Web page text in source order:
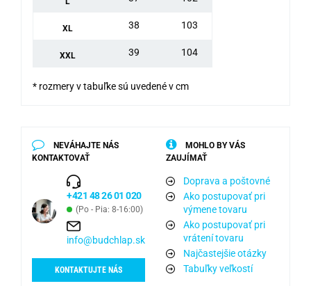
XL 38 103
XXL 39 104
* rozmery v tabuľke sú uvedené v cm
NEVÁHAJTE NÁS
KONTAKTOVAŤ
+421 48 26 01 020
(Po - Pia: 8-16:00)
info@budchlap.sk
KONTAKTUJTE NÁS
MOHLO BY VÁS
ZAUJÍMAŤ
Doprava a poštovné
Ako postupovať pri
výmene tovaru
Ako postupovať pri
vrátení tovaru
Najčastejšie otázky
Tabuľky veľkostí